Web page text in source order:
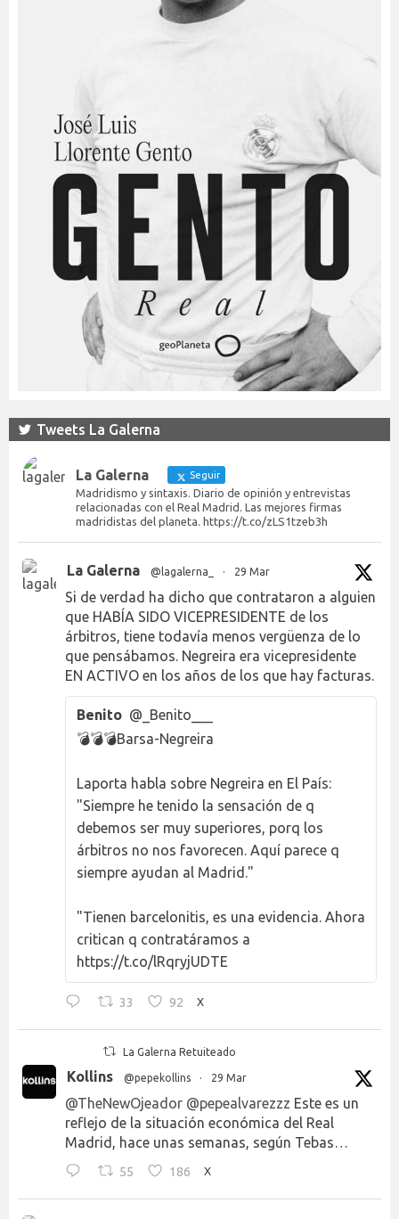
Tweets La Galerna
La Galerna Seguir
Madridismo y sintaxis. Diario de opinión y entrevistas
relacionadas con el Real Madrid. Las mejores firmas
madridistas del planeta. https://t.co/zLS1tzeb3h
La Galerna @lagalerna_ · 29 Mar
Si de verdad ha dicho que contrataron a alguien
que HABÍA SIDO VICEPRESIDENTE de los
árbitros, tiene todavía menos vergüenza de lo
que pensábamos. Negreira era vicepresidente
EN ACTIVO en los años de los que hay facturas.
Benito @_Benito___
💣💣💣Barsa-Negreira
Laporta habla sobre Negreira en El País:
"Siempre he tenido la sensación de q
debemos ser muy superiores, porq los
árbitros no nos favorecen. Aquí parece q
siempre ayudan al Madrid."
"Tienen barcelonitis, es una evidencia. Ahora
critican q contratáramos a
https://t.co/lRqryjUDTE
33 92 X
La Galerna Retuiteado
Kollins @pepekollins · 29 Mar
@TheNewOjeador @pepealvarezzz Este es un
reflejo de la situación económica del Real
Madrid, hace unas semanas, según Tebas…
55 186 X